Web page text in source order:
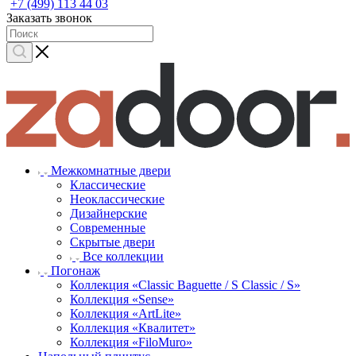
+7 (499) 113 44 03
Заказать звонок
Межкомнатные двери
Классические
Неоклассические
Дизайнерские
Современные
Скрытые двери
Все коллекции
Погонаж
Коллекция «Classic Baguette / S Classic / S»
Коллекция «Sense»
Коллекция «ArtLite»
Коллекция «Квалитет»
Коллекция «FiloMuro»